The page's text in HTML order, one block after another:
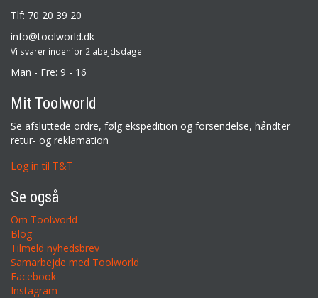
Tlf: 70 20 39 20
info@toolworld.dk
Vi svarer indenfor 2 abejdsdage
Man - Fre: 9 - 16
Mit Toolworld
Se afsluttede ordre, følg ekspedition og forsendelse, håndter
retur- og reklamation
Log in til T&T
Se også
Om Toolworld
Blog
Tilmeld nyhedsbrev
Samarbejde med Toolworld
Facebook
Instagram